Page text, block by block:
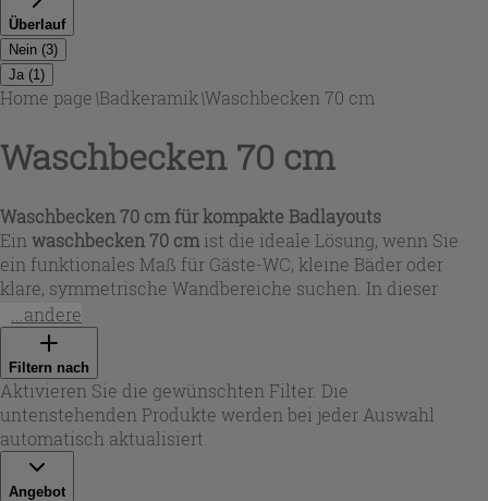
Überlauf
Nein (3)
Ja (1)
Home page\Badkeramik\Waschbecken 70 cm
Waschbecken 70 cm
Waschbecken 70 cm für kompakte Badlayouts
Ein waschbecken 70 cm ist die ideale Lösung, wenn Sie
ein funktionales Maß für Gäste-WC, kleine Bäder oder
klare, symmetrische Wandbereiche suchen. In dieser
Auswahl finden Sie sowohl einzelne Waschtische als auch
Kombinationen mit Unterschrank – perfekt, wenn Sie
Stauraum und Waschplatz in einem Format bündeln
möchten. Ob Sie einwaschbecken 70für eine moderne
Renovierung oder als passgenauen Ersatz benötigen: 70
cm Breite schafft Komfort, ohne den Raum zu überladen.
...andere
Filtern nach
Aktivieren Sie die gewünschten Filter. Die
untenstehenden Produkte werden bei jeder Auswahl
automatisch aktualisiert.
Angebot